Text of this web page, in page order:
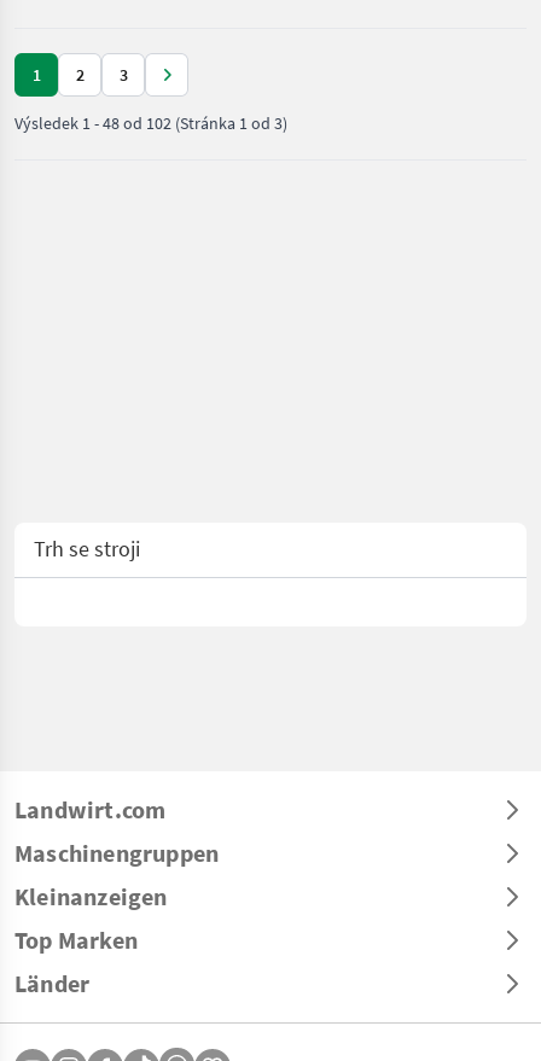
1 2 3
Výsledek 1-48od 102 (Stránka 1 od 3)
Trh se stroji
Landwirt.com
Maschinengruppen
Kleinanzeigen
Top Marken
Länder